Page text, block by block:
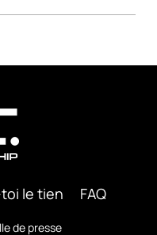
le tien FAQ
de presse